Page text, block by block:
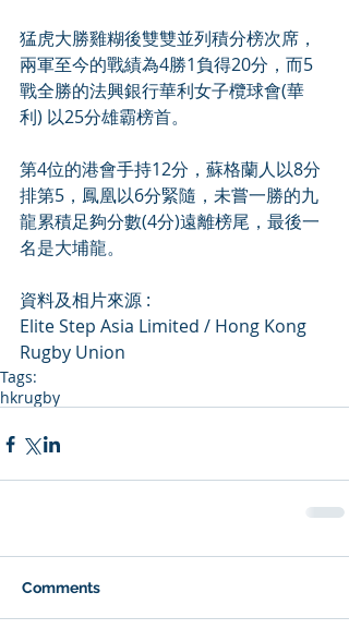
猛虎大勝雞糊後雙雙並列積分榜次席，
兩軍至今的戰績為4勝1負得20分，而5
戰全勝的法興銀行華利女子欖球會(華
利) 以25分雄霸榜首。
第4位的港會手持12分，蘇格蘭人以8分
排第5，鳳凰以6分緊隨，未嘗一勝的九
龍累積足夠分數(4分)遠離榜尾，最後一
名是大埔龍。
資料及相片來源 :
Elite Step Asia Limited / Hong Kong
Rugby Union
Tags:
hkrugby
Comments